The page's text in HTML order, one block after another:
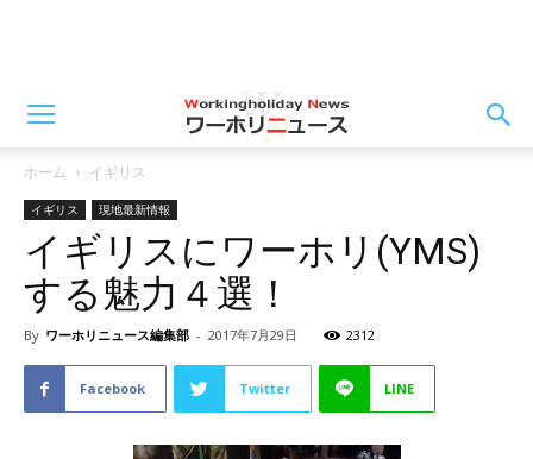
ホーム イギリス
イギリス 現地最新情報
イギリスにワーホリ(YMS)
する魅力４選！
By ワーホリニュース編集部 - 2017年7月29日 2312
Facebook Twitter LINE